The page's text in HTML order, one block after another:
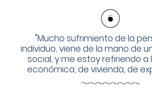
"Mucho sufrimiento de la
individuo, viene de la mano de
social, y me estoy refiriendo a
económica, de vivienda, de